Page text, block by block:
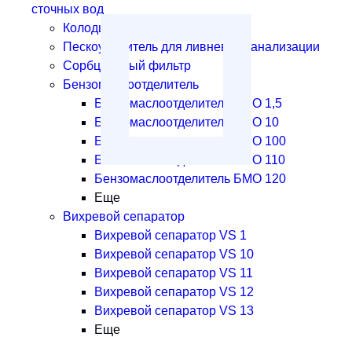
сточных вод
Колодцы
Пескоуловитель для ливневой канализации
Сорбционный фильтр
Бензомаслоотделитель
Бензомаслоотделитель БМО 1,5
Бензомаслоотделитель БМО 10
Бензомаслоотделитель БМО 100
Бензомаслоотделитель БМО 110
Бензомаслоотделитель БМО 120
Еще
Вихревой сепаратор
Вихревой сепаратор VS 1
Вихревой сепаратор VS 10
Вихревой сепаратор VS 11
Вихревой сепаратор VS 12
Вихревой сепаратор VS 13
Еще